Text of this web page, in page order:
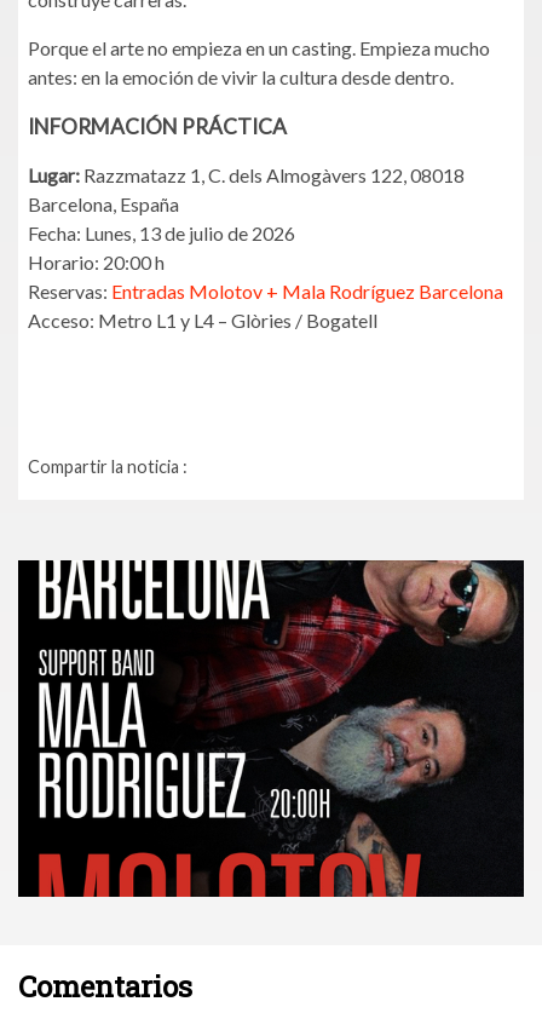
Porque el arte no empieza en un casting. Empieza mucho
antes: en la emoción de vivir la cultura desde dentro.
INFORMACIÓN PRÁCTICA
Lugar: Razzmatazz 1, C. dels Almogàvers 122, 08018
Barcelona, España
Fecha: Lunes, 13 de julio de 2026
Horario: 20:00 h
Reservas: Entradas Molotov + Mala Rodríguez Barcelona
Acceso: Metro L1 y L4 – Glòries / Bogatell
Compartir la noticia :
Comentarios